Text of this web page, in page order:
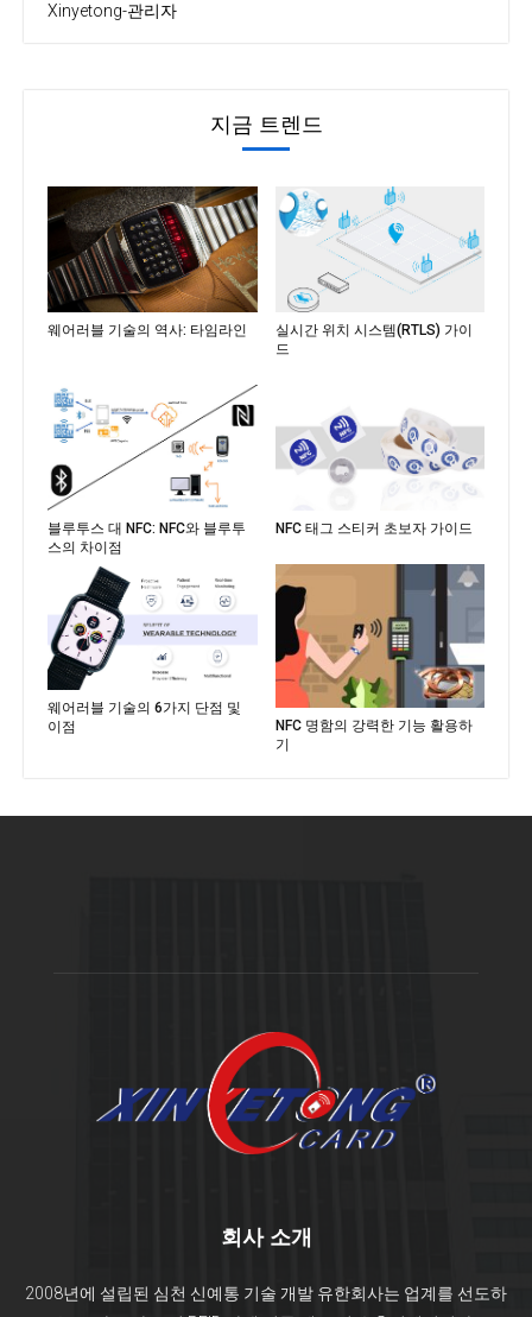
Xinyetong-관리자
지금 트렌드
웨어러블 기술의 역사: 타임라인
실시간 위치 시스템(RTLS) 가이
드
블루투스 대 NFC: NFC와 블루투
스의 차이점
NFC 태그 스티커 초보자 가이드
웨어러블 기술의 6가지 단점 및
이점
NFC 명함의 강력한 기능 활용하
기
회사 소개
2008년에 설립된 심천 신예통 기술 개발 유한회사는 업계를 선도하